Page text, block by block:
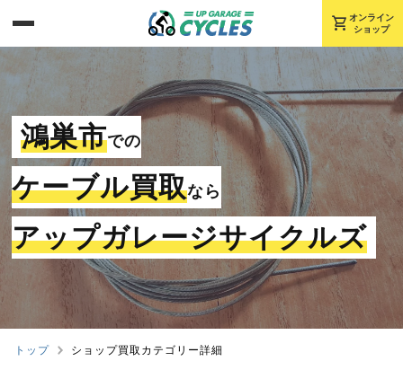
shopping_cart オンライン
ショップ
鴻巣市での
ケーブル買取なら
アップガレージサイクルズ
トップ ショップ買取カテゴリー詳細